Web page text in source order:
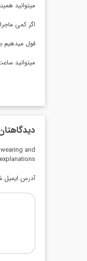
میتوانید
اگر کمی
قول میدهیم
میتوانید
and
آدرس ایمیل